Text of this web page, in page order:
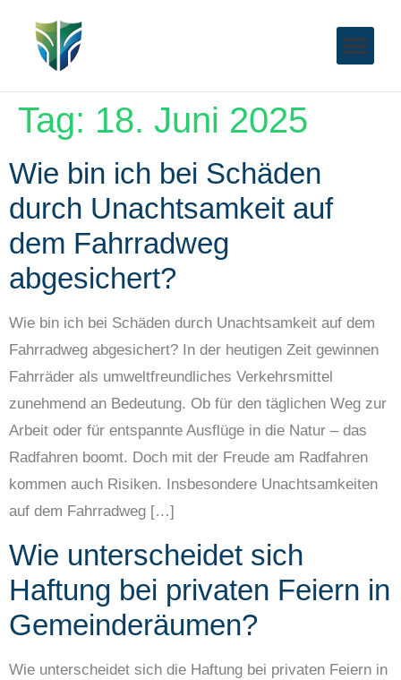
Tag: 18. Juni 2025
Wie bin ich bei Schäden
durch Unachtsamkeit auf
dem Fahrradweg
abgesichert?
Wie bin ich bei Schäden durch Unachtsamkeit auf dem
Fahrradweg abgesichert? In der heutigen Zeit gewinnen
Fahrräder als umweltfreundliches Verkehrsmittel
zunehmend an Bedeutung. Ob für den täglichen Weg zur
Arbeit oder für entspannte Ausflüge in die Natur – das
Radfahren boomt. Doch mit der Freude am Radfahren
kommen auch Risiken. Insbesondere Unachtsamkeiten
auf dem Fahrradweg […]
Wie unterscheidet sich
Haftung bei privaten Feiern in
Gemeinderäumen?
Wie unterscheidet sich die Haftung bei privaten Feiern in